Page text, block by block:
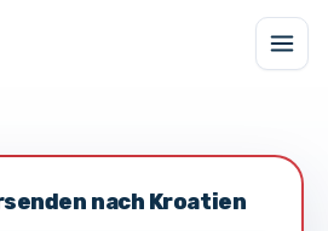
nach Kroatien